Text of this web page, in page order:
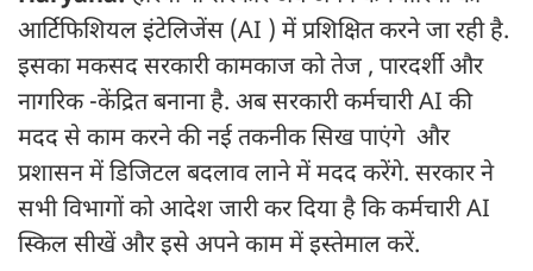
आर्टिफिशियल इंटेलिजेंस (AI ) में प्रशिक्षित करने जा रही है.
इसका मकसद सरकारी कामकाज को तेज , पारदर्शी और
नागरिक -केंद्रित बनाना है. अब सरकारी कर्मचारी AI की
मदद से काम करने की नई तकनीक सिख पाएंगे और
प्रशासन में डिजिटल बदलाव लाने में मदद करेंगे. सरकार ने
सभी विभागों को आदेश जारी कर दिया है कि कर्मचारी AI
स्किल सीखें और इसे अपने काम में इस्तेमाल करें.